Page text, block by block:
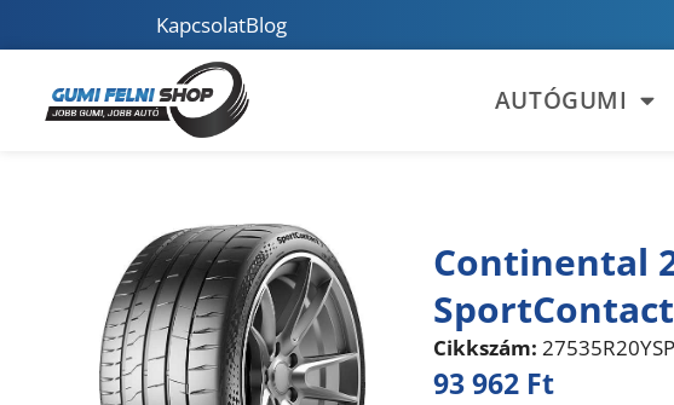
KapcsolatBlog
AUTÓGUMI
Continental
SportContact
Cikkszám:
93 962 Ft